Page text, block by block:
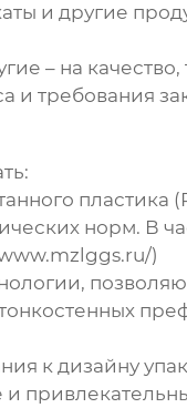
и другие
– на качество,
и требования
пластика
норм. В
)
к дизайну
и